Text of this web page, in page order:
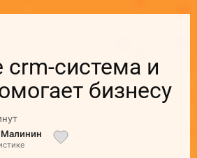
crm-система и
бизнесу
Малинин